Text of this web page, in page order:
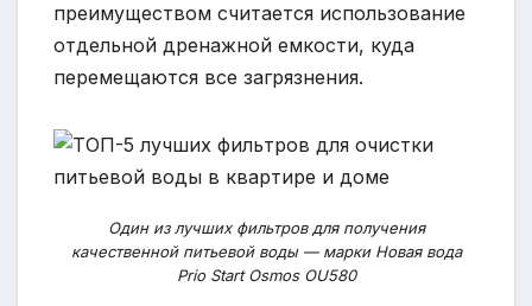
преимуществом считается использование
отдельной дренажной емкости, куда
перемещаются все загрязнения.
Один из лучших фильтров для получения
качественной питьевой воды — марки Новая вода
Prio Start Osmos OU580